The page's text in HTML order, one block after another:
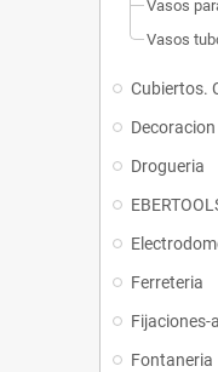
Vasos
Vasos
Cubiertos.
Decoracion
Drogueria
Ferreteria
Fijaciones-
Fontaneria